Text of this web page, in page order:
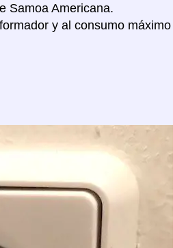
Samoa Americana.
y al consumo máximo